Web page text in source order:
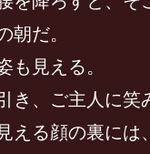
だ。
見える。
、ご主人に笑
る顔の裏には